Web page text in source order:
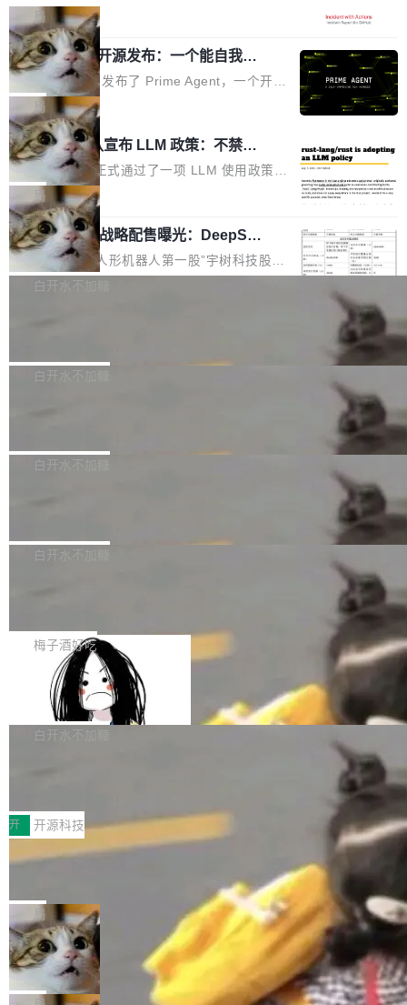
驱动你去学 CuTe，但还没被那些"邪恶的" Hopp
er++ 优化所淹没，足够容易修改和适配。 更关
键的是 FA2 的持久性...
也为产业链企业探索产品创新与商业增长打开新
的空间。 8月14日，开源鸿蒙智能硬件开发者日
（OHDD：OpenHarmony Hardware Develope
r Day）将在杭州启航。活动面向智能硬件产业
链企业和开发者，邀请行业专家与资深技术顾
问，围绕开源鸿蒙技术能力、设备适配、芯片适
配、功耗与稳定性调优、兼容性测评及统一互联
等内容展开系统讲解和实战交流，帮助企业进一
步了解开源鸿蒙在智能...
模服务降级，Actions 完全不可用超过 5 小时，
webhook 停发，连自托管 runner 也因调度层故
障无法工作。Pages、Copilot code review、C
opilot coding agent 全部受影响。从检测到完全
恢复，大约 12 小时。 这是 2026 年 8 月的第六
起事故，其中四起与 AI/Copilot 服务相关。 Git
Hub 员工 kdaigle 在 HN 讨论中贴出了一组数
据：2025 年全年 10 亿次 commit。现在，每周
2.75 亿次，全年预计 140 亿次。GitHub...
局
Prime Agent 开源发布：一个能自我改
进的编程 Agent，ARC-AGI 3 超越人类
专家基线
Prime Intellect 发布了 Prime Agent，一个开源
的编程 Agent Harness，核心设计围绕两个抽
象：Recursive Language Model（RLM）和 C
ontinual Harness。在 ARC-AGI 3 基准测试
上，Prime Agent + Opus 5 的组合达到了 95.
5% RHAE Best@1，超过了 ARC 报告的人类专
家基线 95.4%。 不是又一个 coding agent 包装
器 Prime Agent 的架构和市面上大多数 coding
agent 有本质区别。大多数 agent harness 的设
计是基于早期模型的能力—...
局
Rust 项目团队宣布 LLM 政策：不禁
止，但你要承认哪些代码不是你写的
Rust 语言项目正式通过了一项 LLM 使用政策，
覆盖 rust-lang/rust 单一仓库的代码贡献。这不
是项目级别的官方立场，目前由五个团队采纳，
但它可能是主流开源项目中关于 AI 辅助贡献最
细致的一份规则。 政策的核心只有一句话：LLM
可以用来分析、提炼、审阅、建议，但不能用来
不得生成涉及安全性的关键变更，除非作者本身
局
宇树科技 IPO 战略配售曝光：DeepSe
ek 获配 93.3 万股，锁定 36 个月
8月6日晚间，“人形机器人第一股”宇树科技股份
有限公司披露IPO发行价格及战略配售结果，杭
36个月。 公告显示，本次宇树科技战略配售对
员工参与设立的专项资产管理计划。其中，Dee
获配9...
白开水不加糖
Bug fixes and enhancements 修复多次传递同
一个回归问题，该问题导致拉取镜像时会拒绝包
题，该问题可能导致在旧版 Linux 内核...
白开水不加糖
e 孵化器项目管理委员会（IPMC）投票中获得
P）！这一里程碑不仅标志着 Fluss 迈入新的发
白开水不加糖
长期停止内容更新，未能实现其作为“AI版维基百
提交的编辑请求也长期处于待处理状态。 Groki
pedia 于去年底上线，定位为由人工智能生成内
容的百科平台，被马斯克视为传统众包百科网站
维基百科的替代方案。Lawfare 调查发现，无论
热门页面还是低关注度页面，均未出现近期更
白开水不加糖
是这样的：配 MessageSource 的 Bean、写 R
eloadableResourceBundleMessageSource、
声明 LocaleResolver、注册 LocaleChangeInt
erceptor…五六步之后才能看到第一行翻译文
本。 Solon 换了个方式。整个 i18n 模块围绕三
梅子酒好吃
Apache Doris 4.1 全面增强 Iceberg：
支持 UPDATE、MERGE INTO 与 Iceb
erg V3
Apache Doris 4.1 要补齐的，正是缺失的那一
半。在已有查询能力的基础上，Doris 进一步支
常维护操作，并完整支持 Iceberg V3 格式。
白开水不加糖
村国家自主创新示范区会议中心开幕。本届大会
由中关村智联软件服务业质量创新联盟主办，以
“智构可信·质创未来——AI原生时代的质量新范
式”为主题，直面AI从实验室走向规模化产业落地
的核心质量命题。会上，《2026智能研发生产力
工具选型手册》发布，Testin云测的Testin XAge
nt智能测试系统入选AI测试领域代表产品。对CI
O而言，这提示了一个转变：AI测试正在从效率
工具升级为企业的质量基础设施。 CIO面对的新
开 开源科技
让非法状态不可表示：一篇关于 ADT
有一种东西，一旦用过就回不去了。Alex Fedos
eev 管它叫"软件设计的基石"。 他说的东西不新
鲜——代数数据类型（ADT），尤其是和类型
（sum type）。但他说清楚了一件事：这不是类
型系统的学术体操，是日常编码的思维方式。 文
章从一个简单的例子切入。一个网站的深色主题
局
Cloudflare 开源内部企业 AI 平台 Clou
dflare OS
Cloudflare 发布了一个开源项目 Cloudflare O
S。如果你只看官方博客，你会觉得这是又一